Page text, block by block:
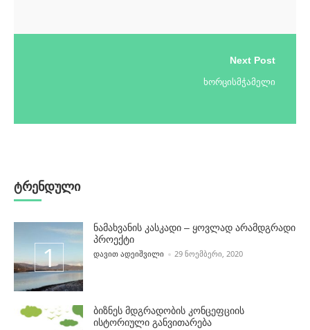
Next Post
ხორცისმჭამელი
ტრენდული
ნამახვანის კასკადი – ყოვლად არამდგრადი
პროექტი
POSTED BY
ᲓᲐᲕᲘᲗ ᲐᲓᲔᲘᲨᲕᲘᲚᲘ 29 ᲜᲝᲔᲛᲑᲔᲠᲘ, 2020
ბიზნეს მდგრადობის კონცეფციის
ისტორიული განვითარება